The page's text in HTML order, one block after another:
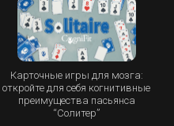
Карточные игры для мозга:
откройте для себя когнитивные
преимущества пасьянса
“Cолитер”